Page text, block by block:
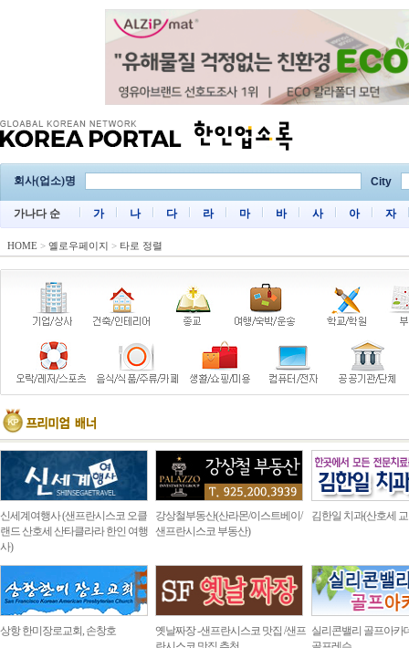
회사(업소)명 City
가나다 순 가 나 다 라 마 바 사 아 자
HOME > 옐로우페이지 > 타로 정렬
신세계여행사 (샌프란시스코 오클
랜드 산호세 산타클라라 한인 여행
사)
강상철부동산(산라몬/이스트베이/
샌프란시스코 부동산)
김한일 치과(산호세
상항 한미장로교회, 손창호
옛날짜장 -샌프란시스코 맛집 /샌프 실리콘밸리 골프아카